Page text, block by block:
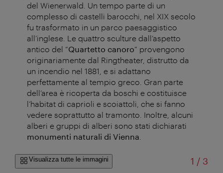
del Wienerwald. Un tempo parte di un
complesso di castelli barocchi, nel XIX secolo
fu trasformato in un parco paesaggistico
all’inglese. Le quattro sculture dall’aspetto
antico del “Quartetto canoro” provengono
originariamente dal Ringtheater, distrutto da
un incendio nel 1881, e si adattano
perfettamente al tempio greco. Gran parte
dell’area è ricoperta da boschi e costituisce
l’habitat di caprioli e scoiattoli, che si fanno
vedere soprattutto al tramonto. Inoltre, alcuni
alberi e gruppi di alberi sono stati dichiarati
monumenti naturali di Vienna
Visualizza tutte le immagini 1 /di
3